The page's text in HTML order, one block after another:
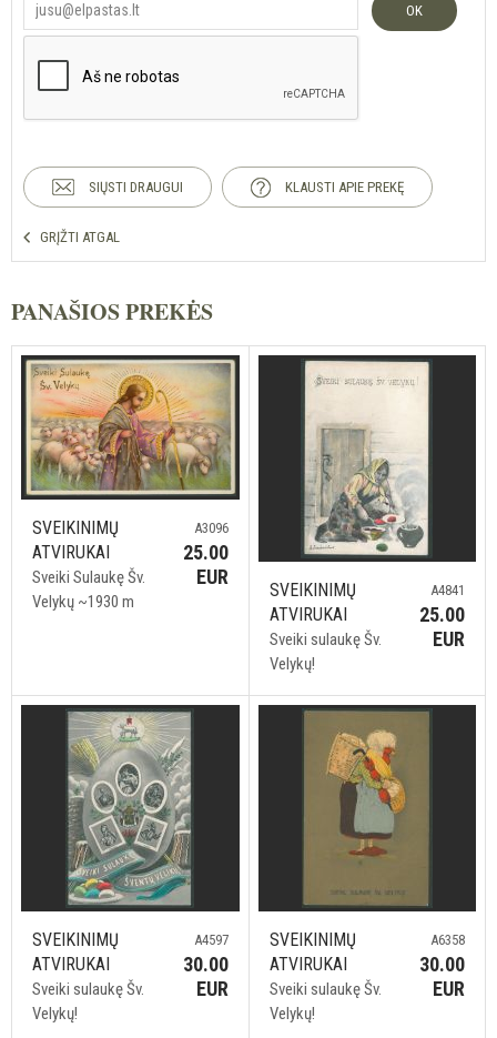
OK
SIŲSTI DRAUGUI KLAUSTI APIE PREKĘ
GRĮŽTI ATGAL
PANAŠIOS PREKĖS
SVEIKINIMŲ
ATVIRUKAI
Sveiki Sulaukę Šv.
Velykų ~1930 m
A3096
25.00
EUR
SVEIKINIMŲ
ATVIRUKAI
Sveiki sulaukę Šv.
Velykų!
A4841
25.00
EUR
SVEIKINIMŲ
ATVIRUKAI
Sveiki sulaukę Šv.
Velykų!
A4597
30.00
EUR
SVEIKINIMŲ
ATVIRUKAI
Sveiki sulaukę Šv.
Velykų!
A6358
30.00
EUR